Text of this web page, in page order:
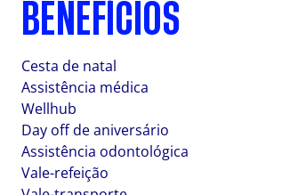
BENEFÍCIOS
Cesta de natal
Assistência médica
Wellhub
Day off de aniversário
Assistência odontológica
Vale-refeição